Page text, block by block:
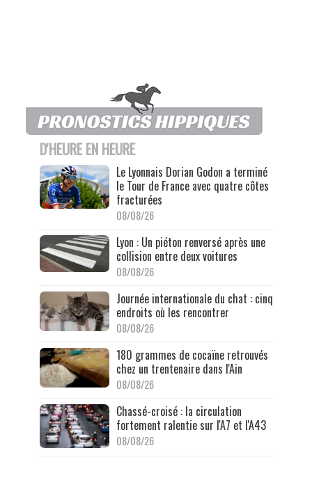
D'HEURE EN HEURE
Le Lyonnais Dorian Godon a terminé
le Tour de France avec quatre côtes
fracturées
08/08/26
Lyon : Un piéton renversé après une
collision entre deux voitures
08/08/26
Journée internationale du chat : cinq
endroits où les rencontrer
08/08/26
180 grammes de cocaïne retrouvés
chez un trentenaire dans l'Ain
08/08/26
Chassé-croisé : la circulation
fortement ralentie sur l'A7 et l'A43
08/08/26